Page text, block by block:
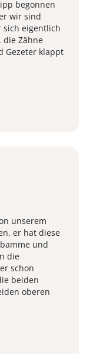
begonnen
wir sind
sich eigentlich
die Zähne
Gezeter klappt
unserem
er hat diese
und
die
schon
beiden
oberen